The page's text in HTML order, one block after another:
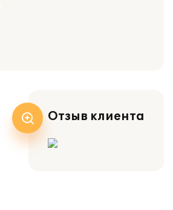
Отзыв клиента